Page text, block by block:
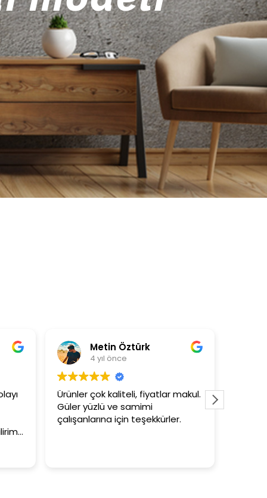
Metin Öztürk
4 yıl önce
Ürünler çok kaliteli, fiyatlar makul.
Güler yüzlü ve samimi
çalışanlarına için teşekkürler.
3+1 evin
tutar